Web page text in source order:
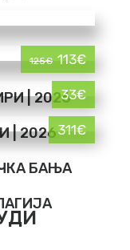
| 2026
125€ 113€
| 2026
33€
БАЊА
311€